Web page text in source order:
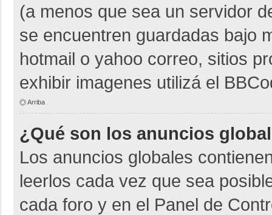
(a menos que sea un servidor
se encuentren guardadas bajo
hotmail o yahoo correo, sitios
exhibir imagenes utilizá el
Arriba
¿Qué son los anuncios
Los anuncios globales
leerlos cada vez que sea
cada foro y en el Panel de